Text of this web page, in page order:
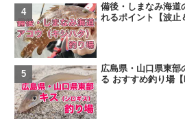
備後・しまなみ海道
れるポイント【波止
広島県・山口県東部
る おすすめ釣り場【